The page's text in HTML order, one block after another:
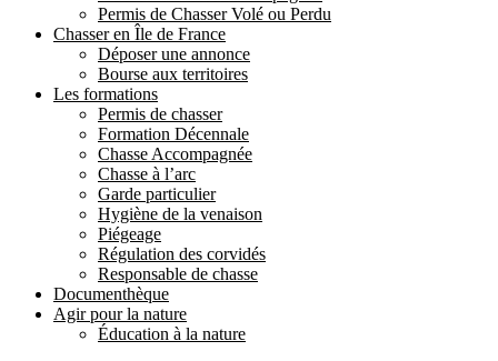
Permis de Chasser Volé ou Perdu
Chasser en Île de France
Déposer une annonce
Bourse aux territoires
Les formations
Permis de chasser
Formation Décennale
Chasse Accompagnée
Chasse à l’arc
Garde particulier
Hygiène de la venaison
Piégeage
Régulation des corvidés
Responsable de chasse
Documenthèque
Agir pour la nature
Éducation à la nature